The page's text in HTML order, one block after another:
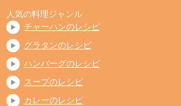
人気の料理ジャンル
チャーハンのレシピ
グラタンのレシピ
ハンバーグのレシピ
スープのレシピ
カレーのレシピ